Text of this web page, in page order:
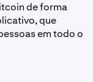
de forma
que
em todo o